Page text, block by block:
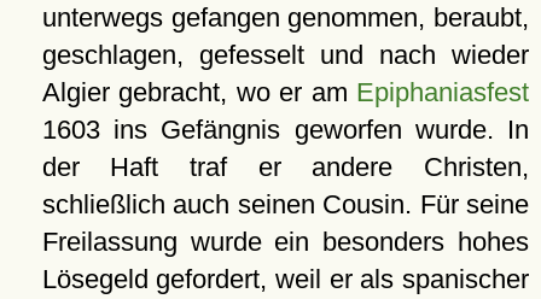
unterwegs gefangen genommen, beraubt,
geschlagen, gefesselt und nach wieder
Algier gebracht, wo er am Epiphaniasfest
1603 ins Gefängnis geworfen wurde. In
der Haft traf er andere Christen,
schließlich auch seinen Cousin. Für seine
Freilassung wurde ein besonders hohes
Lösegeld gefordert, weil er als spanischer